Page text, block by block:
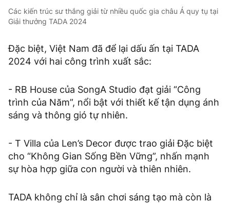
Các kiến trúc sư thắng giải từ nhiều quốc gia châu Á quy tụ tại
Giải thưởng TADA 2024
Đặc biệt, Việt Nam đã để lại dấu ấn tại TADA
2024 với hai công trình xuất sắc:
- RB House của SongA Studio đạt giải “Công
trình của Năm”, nổi bật với thiết kế tận dụng ánh
sáng và thông gió tự nhiên.
- T Villa của Len’s Decor được trao giải Đặc biệt
cho “Không Gian Sống Bền Vững”, nhấn mạnh
sự hòa hợp giữa con người và thiên nhiên.
TADA không chỉ là sân chơi sáng tạo mà còn là